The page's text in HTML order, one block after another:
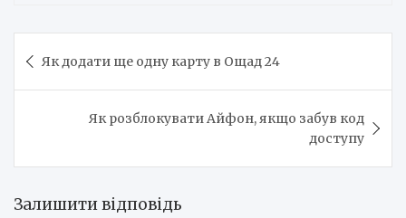
записів
Як додати ще одну карту в Ощад 24
Як розблокувати Айфон, якщо забув код
доступу
Залишити відповідь